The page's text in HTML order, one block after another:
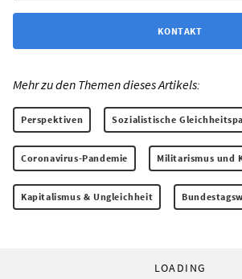
KONTAKT
Mehr zu den Themen dieses Artikels:
Perspektiven Sozialistische
Coronavirus-Pandemie Militarismus und
Kapitalismus & Ungleichheit
LOADING